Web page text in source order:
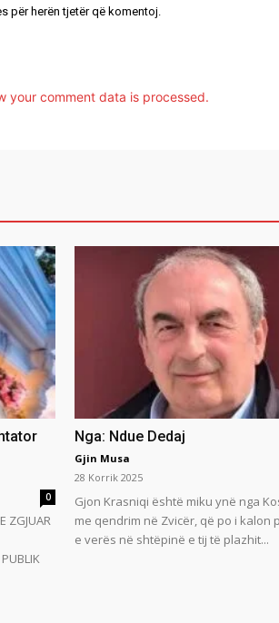
për herën tjetër që komentoj.
your comment data is processed.
0
ZGJUAR
Nga: Ndue Dedaj
Gjin Musa
28 Korrik 2025
Gjon Krasniqi është miku ynë nga
me qendrim në Zvicër, që po i kalon
e verës në shtëpinë e tij të plazhit...